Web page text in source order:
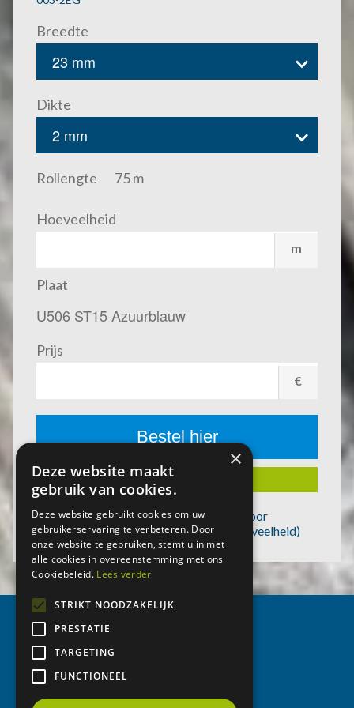
HOME
OVER ONS
BESTELHISTORIEK
CONTACT
×
Deze website maakt
gebruik van cookies.
Deze website gebruikt cookies om uw
gebruikerservaring te verbeteren. Door
onze website te gebruiken, stemt u in met
alle cookies in overeenstemming met ons
Cookiebeleid. Lees verder
STRIKT NOODZAKELIJK
PRESTATIE
TARGETING
FUNCTIONEEL